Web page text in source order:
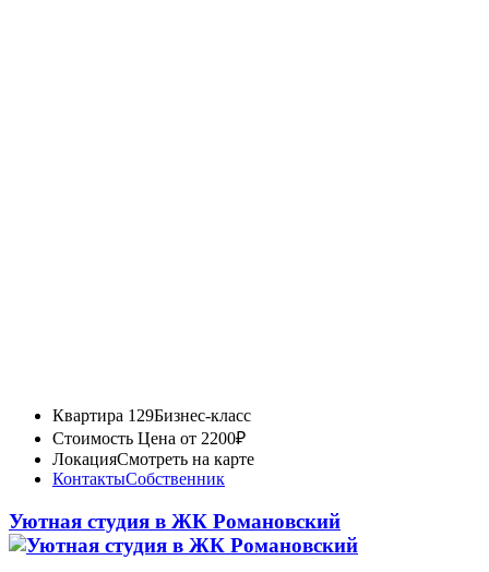
Квартира 129Бизнес-класс
Стоимость Цена от 2200₽
ЛокацияСмотреть на карте
КонтактыСобственник
Уютная студия в ЖК Романовский